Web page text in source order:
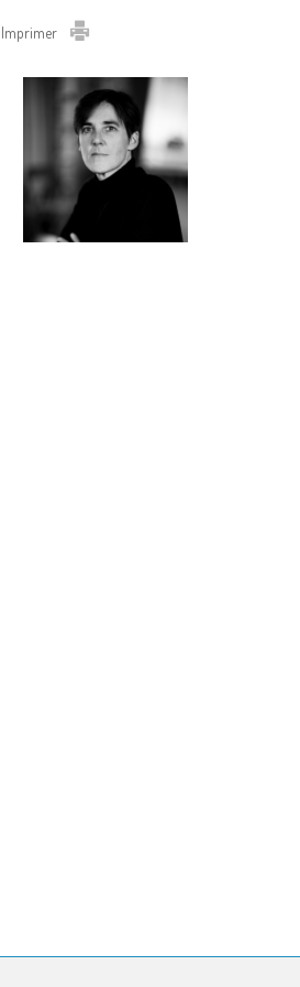
Imprimer Imprimer